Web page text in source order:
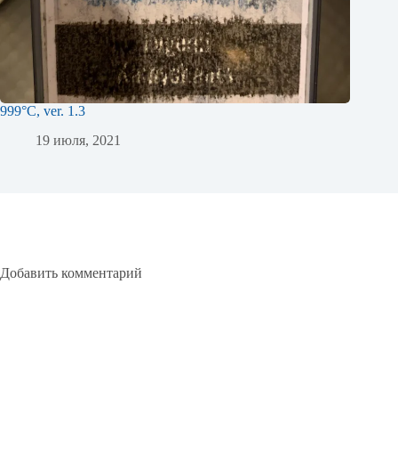
999°C, ver. 1.3
19 июля, 2021
Добавить комментарий